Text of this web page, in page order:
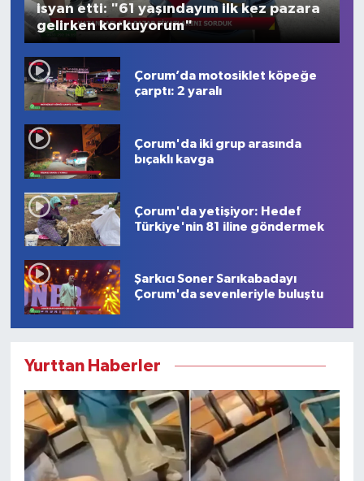
isyan etti: "61 yaşındayım ilk kez pazara
gelirken korkuyorum"
Çorum’da motosiklet köpeğe
çarptı: 2 yaralı
Çorum'da iki grup arasında
bıçaklı kavga
Çorum'da yetişiyor: Hedef
Türkiye'nin 81 iline göndermek
Şarkıcı Soner Sarıkabadayı
Çorum'da sevenleriyle buluştu
Yurttan Haberler